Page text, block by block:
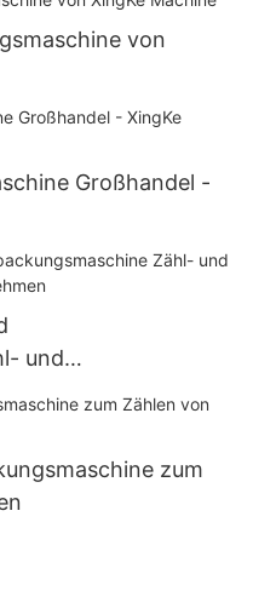
von
Großhandel -
und
zum